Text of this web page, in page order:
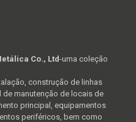
Co., Ltd-uma coleção
construção de linhas
manutenção de locais de
principal, equipamentos
periféricos, bem como